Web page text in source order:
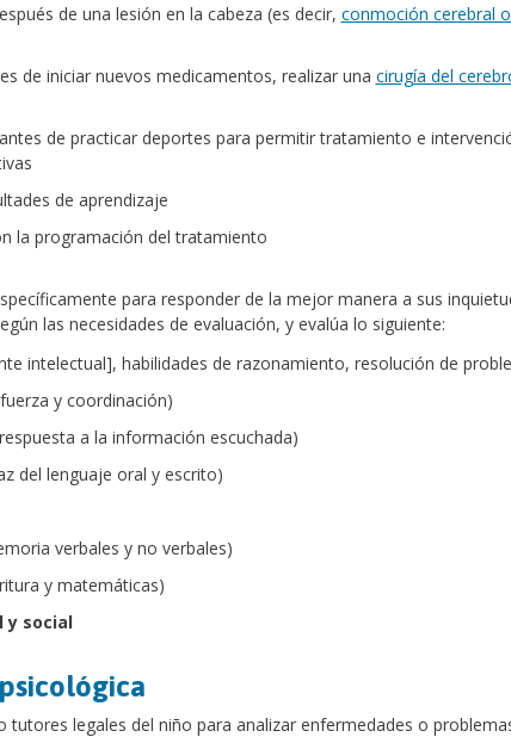
de una lesión en la cabeza (es decir, conmoción cerebral
de iniciar nuevos medicamentos, realizar una cirugía del
de practicar deportes para permitir tratamiento e
de aprendizaje
la programación del tratamiento
para responder de la mejor manera a sus
las necesidades de evaluación, y evalúa lo siguiente:
intelectual], habilidades de razonamiento, resolución de
y coordinación)
a la información escuchada)
del lenguaje oral y escrito)
verbales y no verbales)
y matemáticas)
y social
tutores legales del niño para analizar enfermedades o